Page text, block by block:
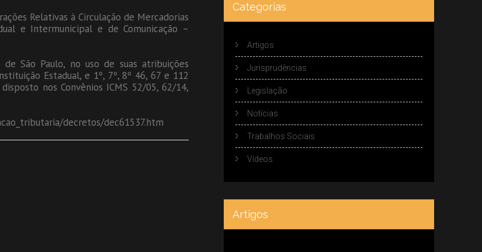
Relativas à Circulação de Mercadorias
e Intermunicipal e de Comunicação –
de São Paulo, no uso de suas atribuições
Estadual, e 1º, 7º, 8º 46, 67 e 112
nos Convênios ICMS 52/05, 62/14,
decretos/dec61537.htm
Categorias
Artigos
Jurisprudências
Legislação
Notícias
Trabalhos Sociais
Vídeos
Artigos